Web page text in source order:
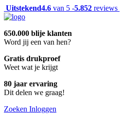
Uitstekend4.6 van 5 -5.852 reviews
650.000 blije klanten
Word jij een van hen?
Gratis drukproef
Weet wat je krijgt
80 jaar ervaring
Dit delen we graag!
Zoeken Inloggen